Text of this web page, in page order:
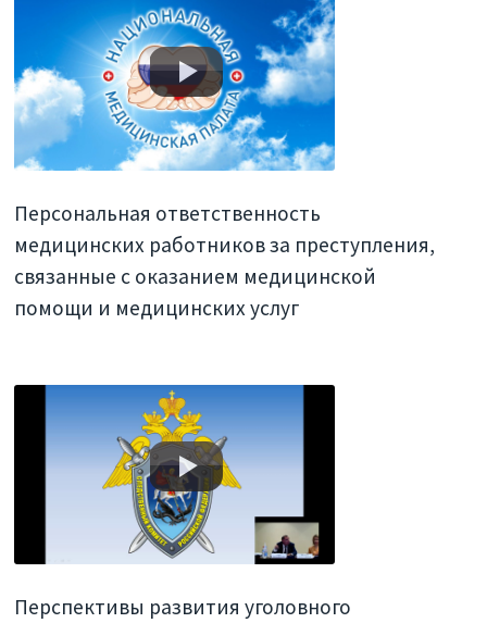
Персональная ответственность
медицинских работников за преступления,
связанные с оказанием медицинской
помощи и медицинских услуг
Перспективы развития уголовного